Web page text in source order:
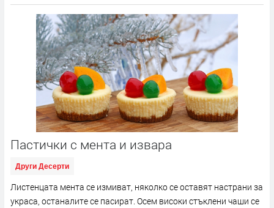
Пастички с мента и извара
Други Десерти
Листенцата мента се измиват, няколко се оставят настрани за
украса, останалите се пасират. Осем високи стъклени чаши се